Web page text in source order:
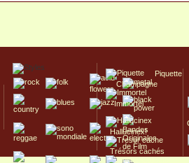
Piquette
Champagne
Immortel
Hallucinex!
Trésors cachés